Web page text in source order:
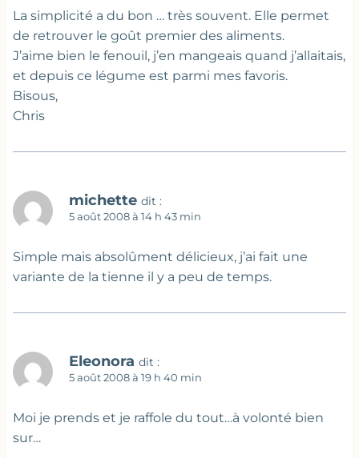
La simplicité a du bon … très souvent. Elle permet
de retrouver le goût premier des aliments.
J’aime bien le fenouil, j’en mangeais quand j’allaitais,
et depuis ce légume est parmi mes favoris.
Bisous,
Chris
michette dit :
5 août 2008 à 14 h 43 min
Simple mais absolûment délicieux, j’ai fait une
variante de la tienne il y a peu de temps.
Eleonora dit :
5 août 2008 à 19 h 40 min
Moi je prends et je raffole du tout…à volonté bien
sur…